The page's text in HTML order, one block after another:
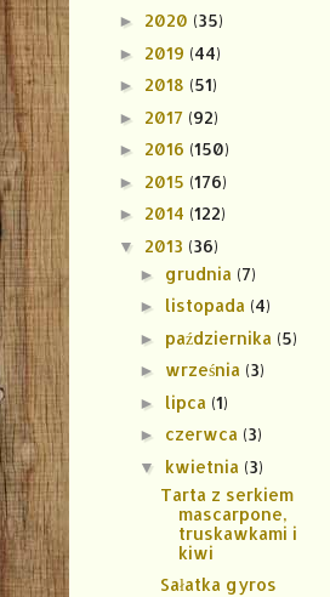
► 2020 (35)
► 2019 (44)
► 2018 (51)
► 2017 (92)
► 2016 (150)
► 2015 (176)
► 2014 (122)
▼ 2013 (36)
► grudnia (7)
► listopada (4)
► października (5)
► września (3)
► lipca (1)
► czerwca (3)
▼ kwietnia (3)
Tarta z serkiem
mascarpone,
truskawkami i
kiwi
Sałatka gyros